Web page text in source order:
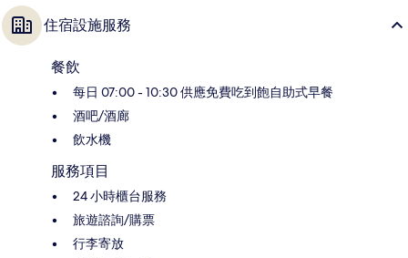
住宿設施服務
餐飲
每日 07:00 - 10:30 供應免費吃到飽自助式早餐
酒吧/酒廊
飲水機
服務項目
24 小時櫃台服務
旅遊諮詢/購票
行李寄放